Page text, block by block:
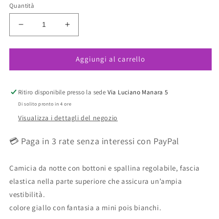
Quantità
Diminuisci
quantità
per
cotone
HARMONY
PRONTA
Aumenta
quantità
per
Camicetta
cotone
HARMONY
Aggiungi al carrello
Ritiro disponibile presso la sede Via Luciano Manara 5
Di solito pronto in 4 ore
Visualizza i dettagli del negozio
💳 Paga in 3 rate senza interessi con PayPal
Camicia da notte con bottoni e spallina regolabile, fascia
elastica nella parte superiore che assicura un’ampia
vestibilità.
colore giallo con fantasia a mini pois bianchi.